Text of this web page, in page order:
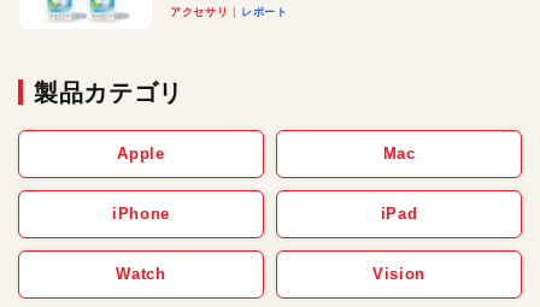
アクセサリ レポート
製品カテゴリ
Apple Mac
iPhone iPad
Watch Vision